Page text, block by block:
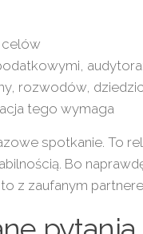
rozwodów,
tego wymaga
spotkanie. To
Bo
z zaufanym